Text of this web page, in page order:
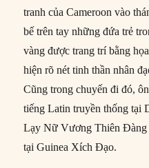
tranh của Cameroon vào
bế trên tay những đứa trẻ
vàng được trang trí bằng
hiện rõ nét tinh thần nhân
Cũng trong chuyến đi đó,
tiếng Latin truyền thống tại
Lạy Nữ Vương Thiên
tại Guinea Xích Đạo.